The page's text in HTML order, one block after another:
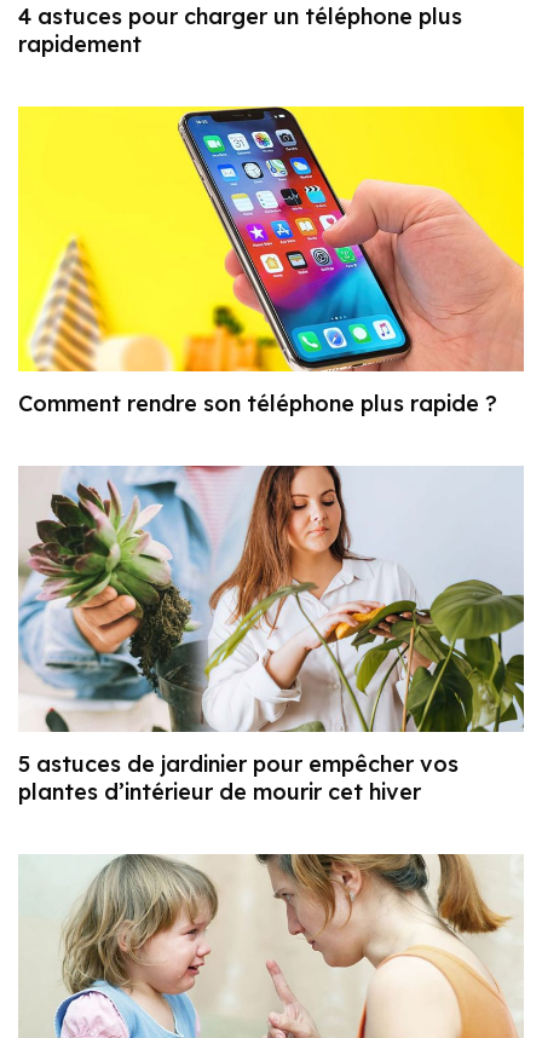
4 astuces pour charger un téléphone plus
rapidement
Comment rendre son téléphone plus rapide ?
5 astuces de jardinier pour empêcher vos
plantes d’intérieur de mourir cet hiver